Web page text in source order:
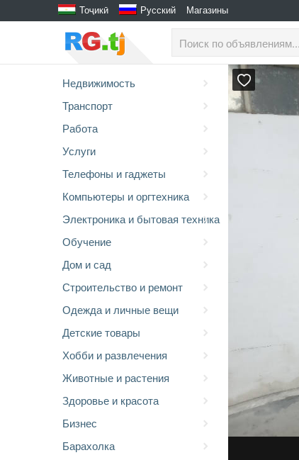
Тоҷикӣ Русский Магазины
Недвижимость
Транспорт
Работа
Услуги
Телефоны и гаджеты
Компьютеры и оргтехника
Электроника и бытовая техника
Обучение
Дом и сад
Строительство и ремонт
Одежда и личные вещи
Детские товары
Хобби и развлечения
Животные и растения
Здоровье и красота
Бизнес
Барахолка